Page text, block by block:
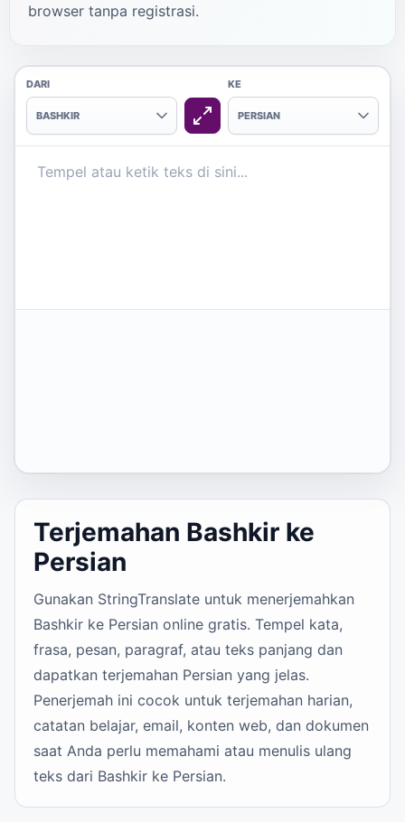
browser tanpa registrasi.
DARI
BASHKIR
KE
PERSIAN
Terjemahan Bashkir ke
Persian
Gunakan StringTranslate untuk menerjemahkan
Bashkir ke Persian online gratis. Tempel kata,
frasa, pesan, paragraf, atau teks panjang dan
dapatkan terjemahan Persian yang jelas.
Penerjemah ini cocok untuk terjemahan harian,
catatan belajar, email, konten web, dan dokumen
saat Anda perlu memahami atau menulis ulang
teks dari Bashkir ke Persian.